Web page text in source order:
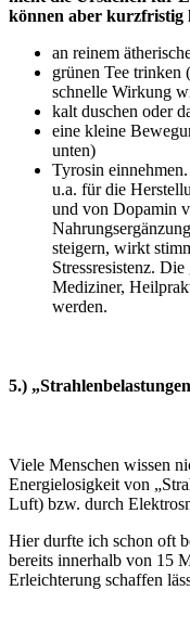
können aber kurzfristig
an reinem
grünen Tee trinken
schnelle Wirkung
kalt duschen oder
eine kleine
unten)
Tyrosin
u.a. für die
und von Dopamin
steigern, wirkt
Stressresistenz.
Mediziner,
werden.
5.)
Viele Menschen wissen
Energielosigkeit von
Luft) bzw. durch
Hier durfte ich schon oft
bereits innerhalb von 15
Erleichterung schaffen